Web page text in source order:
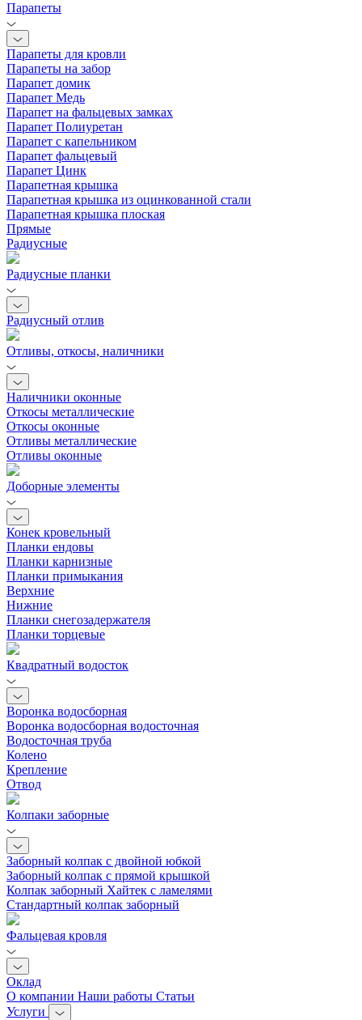
Парапеты
Парапеты для кровли
Парапеты на забор
Парапет домик
Парапет Медь
Парапет на фальцевых замках
Парапет Полиуретан
Парапет с капельником
Парапет фальцевый
Парапет Цинк
Парапетная крышка
Парапетная крышка из оцинкованной стали
Парапетная крышка плоская
Прямые
Радиусные
Радиусные планки
Радиусный отлив
Отливы, откосы, наличники
Наличники оконные
Откосы металлические
Откосы оконные
Отливы металлические
Отливы оконные
Доборные элементы
Конек кровельный
Планки ендовы
Планки карнизные
Планки примыкания
Верхние
Нижние
Планки снегозадержателя
Планки торцевые
Квадратный водосток
Воронка водосборная
Воронка водосборная водосточная
Водосточная труба
Колено
Крепление
Отвод
Колпаки заборные
Заборный колпак с двойной юбкой
Заборный колпак с прямой крышкой
Колпак заборный Хайтек с ламелями
Стандартный колпак заборный
Фальцевая кровля
Оклад
О компании Наши работы Статьи
Услуги